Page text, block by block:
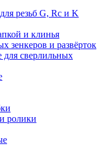
резьб G, Rc и K
и клинья
зенкеров и развёрток
сверлильных
ролики